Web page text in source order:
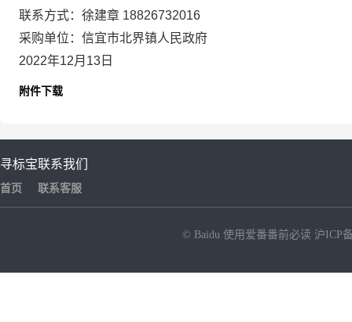
联系方式：徐建章 18826732016
采购单位：信宜市北界镇人民政府
2022年12月13日
附件下载
寻标宝
首页
联系我们
联系客服
© Baidu 使用爱番番前必读 沪ICP